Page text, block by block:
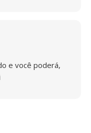
e você poderá,